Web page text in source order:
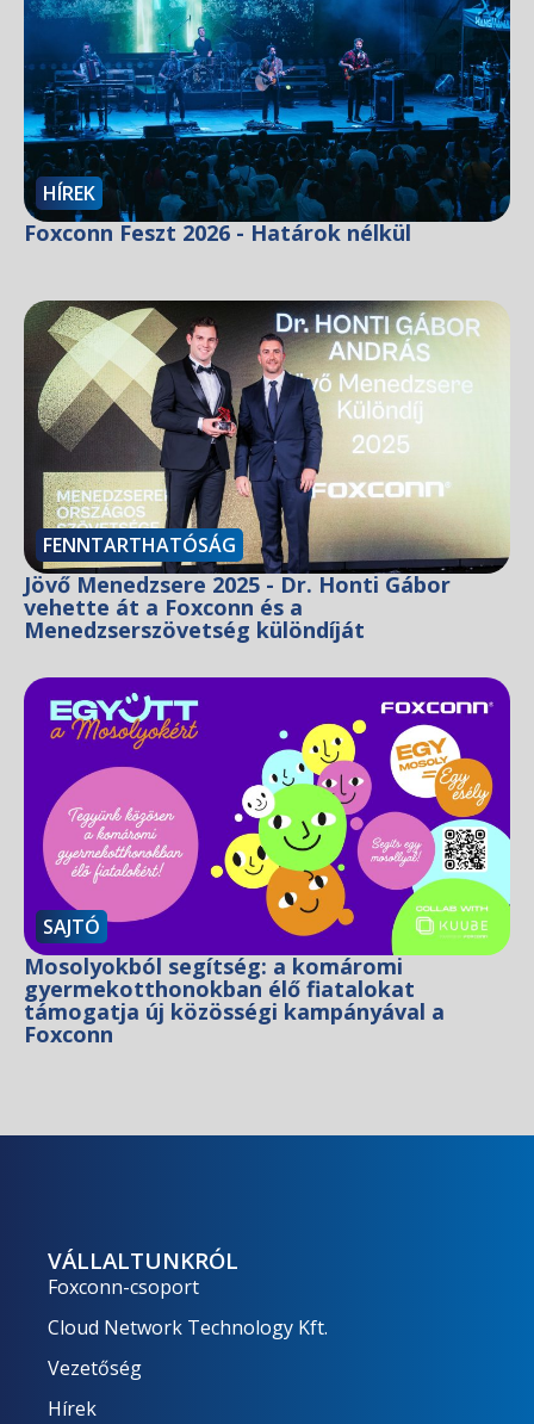
HÍREK
Foxconn Feszt 2026 - Határok nélkül
FENNTARTHATÓSÁG
Jövő Menedzsere 2025 - Dr. Honti Gábor
vehette át a Foxconn és a
Menedzserszövetség különdíját
SAJTÓ
Mosolyokból segítség: a komáromi
gyermekotthonokban élő fiatalokat
támogatja új közösségi kampányával a
Foxconn
VÁLLALTUNKRÓL
Foxconn-csoport
Cloud Network Technology Kft.
Vezetőség
Hírek